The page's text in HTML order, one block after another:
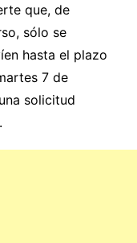
que, de
sólo se
hasta el plazo
7 de
solicitud